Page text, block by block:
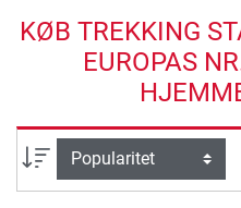
KØB TREKKING
EUROPAS
sortering